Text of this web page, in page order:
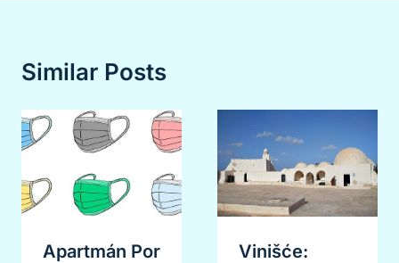
Similar Posts
Apartmán Por
Vinišće: